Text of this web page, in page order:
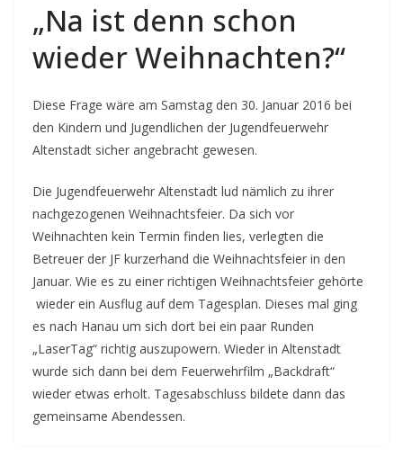
„Na ist denn schon
wieder Weihnachten?“
Diese Frage wäre am Samstag den 30. Januar 2016 bei
den Kindern und Jugendlichen der Jugendfeuerwehr
Altenstadt sicher angebracht gewesen.
Die Jugendfeuerwehr Altenstadt lud nämlich zu ihrer
nachgezogenen Weihnachtsfeier. Da sich vor
Weihnachten kein Termin finden lies, verlegten die
Betreuer der JF kurzerhand die Weihnachtsfeier in den
Januar. Wie es zu einer richtigen Weihnachtsfeier gehörte
wieder ein Ausflug auf dem Tagesplan. Dieses mal ging
es nach Hanau um sich dort bei ein paar Runden
„LaserTag“ richtig auszupowern. Wieder in Altenstadt
wurde sich dann bei dem Feuerwehrfilm „Backdraft“
wieder etwas erholt. Tagesabschluss bildete dann das
gemeinsame Abendessen.